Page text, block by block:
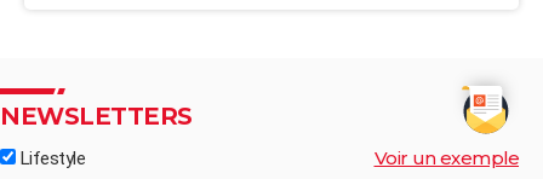
NEWSLETTERS
Lifestyle Voir un exemple